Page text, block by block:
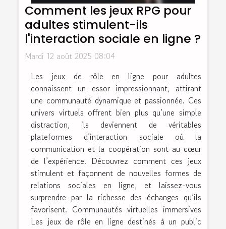
Comment les jeux RPG pour
adultes stimulent-ils
l'interaction sociale en ligne ?
Mardi 12 août 2025 08:04
Les jeux de rôle en ligne pour adultes
connaissent un essor impressionnant, attirant
une communauté dynamique et passionnée. Ces
univers virtuels offrent bien plus qu’une simple
distraction, ils deviennent de véritables
plateformes d’interaction sociale où la
communication et la coopération sont au cœur
de l’expérience. Découvrez comment ces jeux
stimulent et façonnent de nouvelles formes de
relations sociales en ligne, et laissez-vous
surprendre par la richesse des échanges qu’ils
favorisent. Communautés virtuelles immersives
Les jeux de rôle en ligne destinés à un public